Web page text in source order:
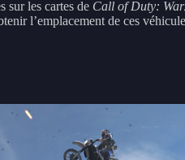
sur les cartes de Call of Duty:
l’emplacement de ces